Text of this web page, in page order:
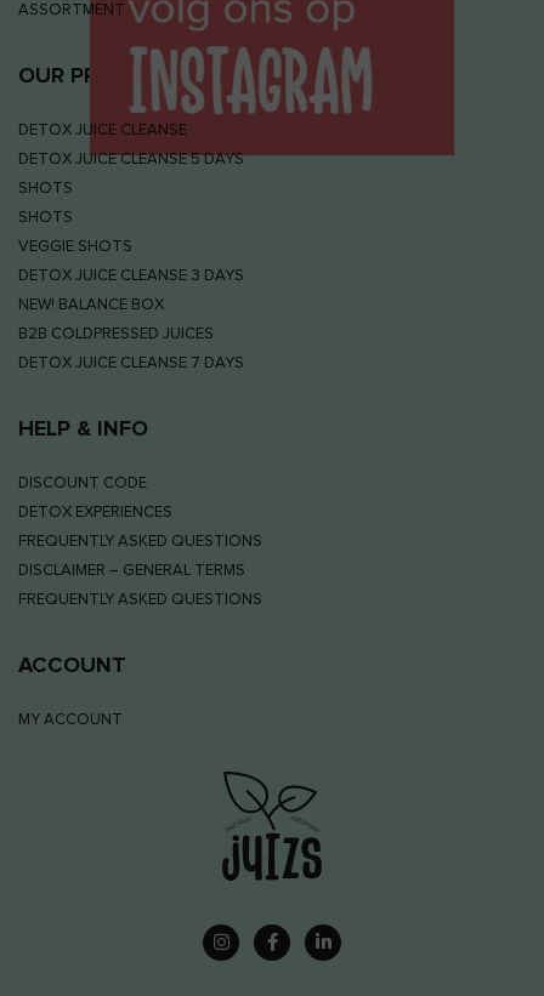
ASSORTMENT
OUR PRODUCTS
DETOX JUICE CLEANSE
DETOX JUICE CLEANSE 5 DAYS
SHOTS
SHOTS
VEGGIE SHOTS
DETOX JUICE CLEANSE 3 DAYS
NEW! BALANCE BOX
B2B COLDPRESSED JUICES
DETOX JUICE CLEANSE 7 DAYS
HELP & INFO
DISCOUNT CODE
DETOX EXPERIENCES
FREQUENTLY ASKED QUESTIONS
DISCLAIMER – GENERAL TERMS
FREQUENTLY ASKED QUESTIONS
ACCOUNT
MY ACCOUNT